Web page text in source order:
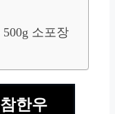
소포장
한우